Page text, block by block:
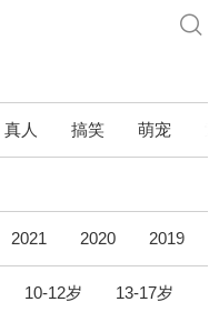
真人 搞笑 萌宠
2021 2020 2019
10-12岁 13-17岁